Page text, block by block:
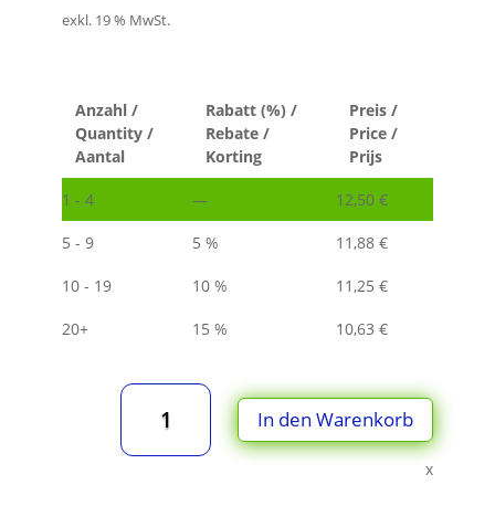
exkl. 19 % MwSt.
Anzahl /
Quantity /
Aantal
Rabatt (%) /
Rebate /
Korting
Preis /
Price /
Prijs
1 - 4 — 12,50 €
5 - 9 5 % 11,88 €
10 - 19 10 % 11,25 €
20+ 15 % 10,63 €
TEKA
978006
passende
In den Warenkorb
x